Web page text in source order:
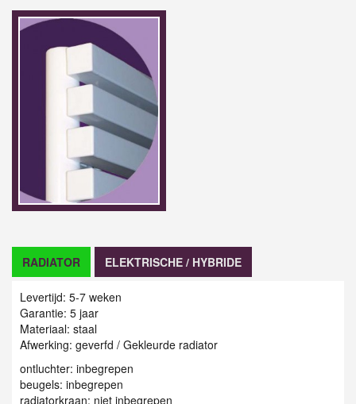
RADIATOR ELEKTRISCHE / HYBRIDE
Levertijd: 5-7 weken
Garantie: 5 jaar
Materiaal: staal
Afwerking: geverfd / Gekleurde radiator
ontluchter: inbegrepen
beugels: inbegrepen
radiatorkraan: niet inbegrepen